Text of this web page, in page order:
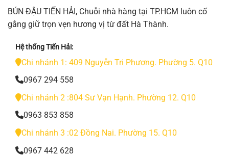
BÚN ĐẬU TIẾN HẢI, Chuỗi nhà hàng tại TP.HCM luôn cố
gắng giữ trọn vẹn hương vị từ đất Hà Thành.
Hệ thống Tiến Hải:
Chi nhánh 1: 409 Nguyễn Tri Phương. Phường 5. Q10
0967 294 558
Chi nhánh 2 :804 Sư Vạn Hạnh. Phường 12. Q10
0963 853 858
Chi nhánh 3 :02 Đồng Nai. Phường 15. Q10
0967 442 628